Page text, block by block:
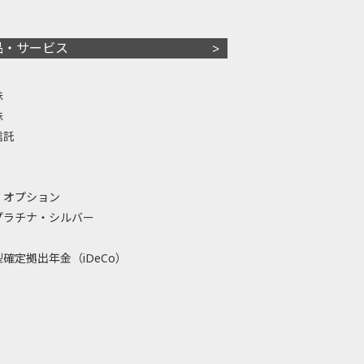
・サービス
託
プション
ラチナ・シルバー
定拠出年金（iDeCo）